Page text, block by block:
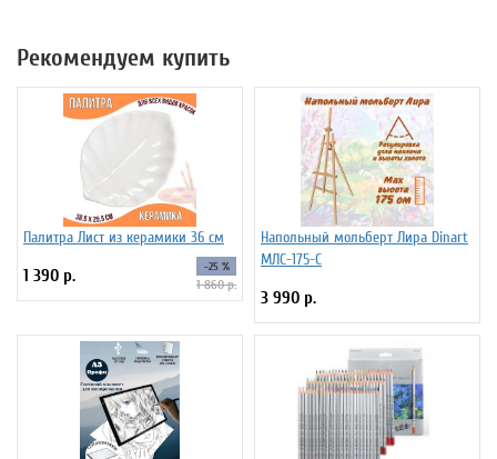
Рекомендуем купить
Палитра Лист из керамики 36 см
1 390 р. -25 %
1 860 р.
Напольный мольберт Лира Dinart
МЛС-175-С
3 990 р.